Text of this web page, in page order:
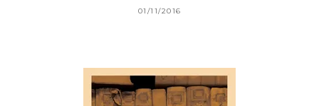
01/11/2016